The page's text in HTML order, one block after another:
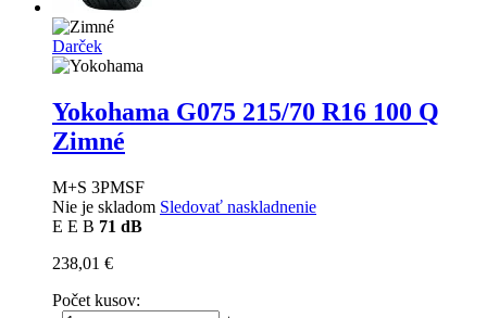
Darček
Yokohama G075 215/70 R16 100 Q
Zimné
M+S 3PMSF
Nie je skladom Sledovať naskladnenie
E E B 71 dB
238,01 €
Počet kusov: